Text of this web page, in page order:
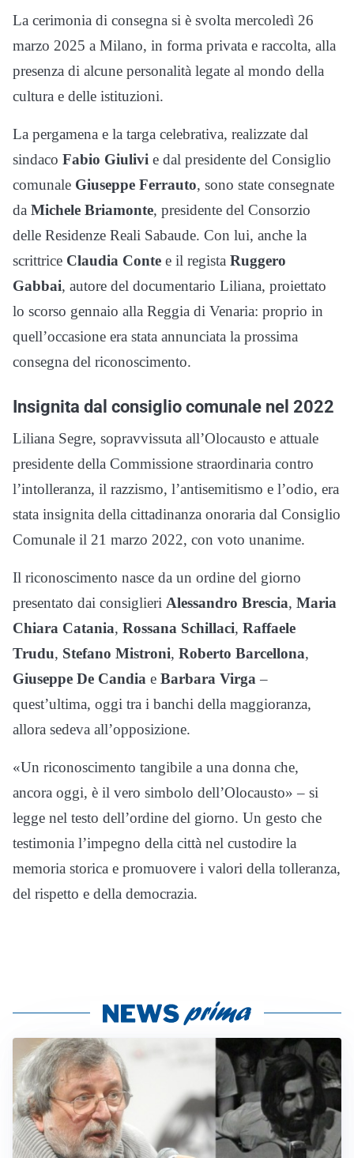
La cerimonia di consegna si è svolta mercoledì 26
marzo 2025 a Milano, in forma privata e raccolta, alla
presenza di alcune personalità legate al mondo della
cultura e delle istituzioni.
La pergamena e la targa celebrativa, realizzate dal
sindaco Fabio Giulivi e dal presidente del Consiglio
comunale Giuseppe Ferrauto, sono state consegnate
da Michele Briamonte, presidente del Consorzio
delle Residenze Reali Sabaude. Con lui, anche la
scrittrice Claudia Conte e il regista Ruggero
Gabbai, autore del documentario Liliana, proiettato
lo scorso gennaio alla Reggia di Venaria: proprio in
quell’occasione era stata annunciata la prossima
consegna del riconoscimento.
Insignita dal consiglio comunale nel 2022
Liliana Segre, sopravvissuta all’Olocausto e attuale
presidente della Commissione straordinaria contro
l’intolleranza, il razzismo, l’antisemitismo e l’odio, era
stata insignita della cittadinanza onoraria dal Consiglio
Comunale il 21 marzo 2022, con voto unanime.
Il riconoscimento nasce da un ordine del giorno
presentato dai consiglieri Alessandro Brescia, Maria
Chiara Catania, Rossana Schillaci, Raffaele
Trudu, Stefano Mistroni, Roberto Barcellona,
Giuseppe De Candia e Barbara Virga–
quest’ultima, oggi tra i banchi della maggioranza,
allora sedeva all’opposizione.
«Un riconoscimento tangibile a una donna che,
ancora oggi, è il vero simbolo dell’Olocausto» – si
legge nel testo dell’ordine del giorno. Un gesto che
testimonia l’impegno della città nel custodire la
memoria storica e promuovere i valori della tolleranza,
del rispetto e della democrazia.